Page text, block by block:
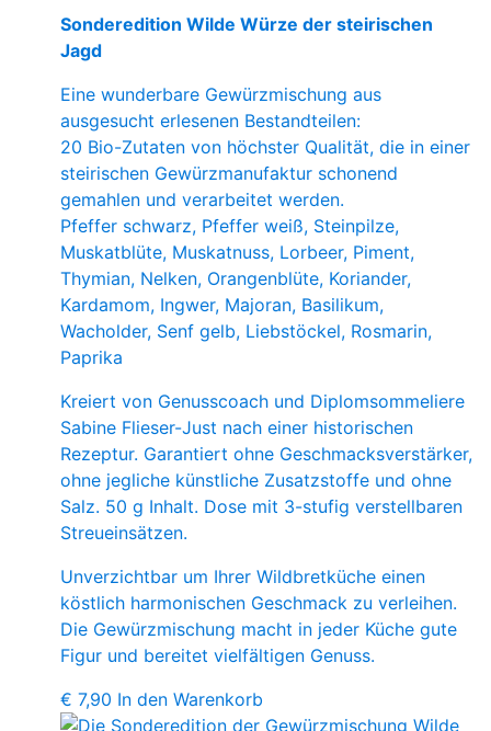
Sonderedition Wilde Würze der steirischen
Jagd
Eine wunderbare Gewürzmischung aus
ausgesucht erlesenen Bestandteilen:
20 Bio-Zutaten von höchster Qualität, die in einer
steirischen Gewürzmanufaktur schonend
gemahlen und verarbeitet werden.
Pfeffer schwarz, Pfeffer weiß, Steinpilze,
Muskatblüte, Muskatnuss, Lorbeer, Piment,
Thymian, Nelken, Orangenblüte, Koriander,
Kardamom, Ingwer, Majoran, Basilikum,
Wacholder, Senf gelb, Liebstöckel, Rosmarin,
Paprika
Kreiert von Genusscoach und Diplomsommeliere
Sabine Flieser-Just nach einer historischen
Rezeptur. Garantiert ohne Geschmacksverstärker,
ohne jegliche künstliche Zusatzstoffe und ohne
Salz. 50 g Inhalt. Dose mit 3-stufig verstellbaren
Streueinsätzen.
Unverzichtbar um Ihrer Wildbretküche einen
köstlich harmonischen Geschmack zu verleihen.
Die Gewürzmischung macht in jeder Küche gute
Figur und bereitet vielfältigen Genuss.
€ 7,90 In den Warenkorb